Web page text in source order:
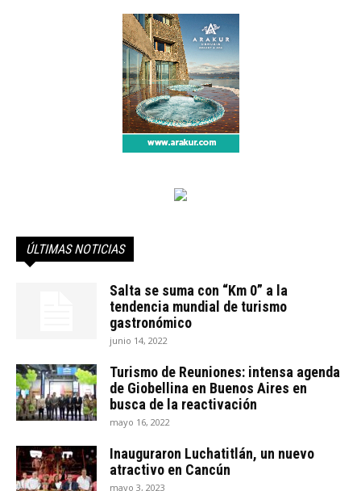
ÚLTIMAS NOTICIAS
Salta se suma con “Km 0” a la
tendencia mundial de turismo
gastronómico
junio 14, 2022
Turismo de Reuniones: intensa agenda
de Giobellina en Buenos Aires en
busca de la reactivación
mayo 16, 2022
Inauguraron Luchatitlán, un nuevo
atractivo en Cancún
mayo 3, 2023